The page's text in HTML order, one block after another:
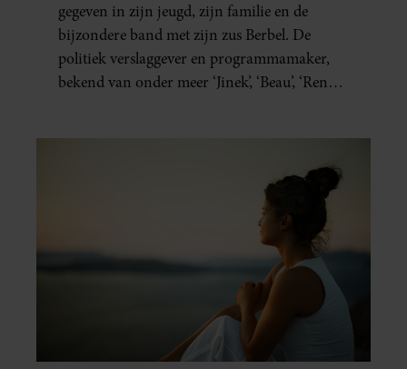
gegeven in zijn jeugd, zijn familie en de
bijzondere band met zijn zus Berbel. De
politiek verslaggever en programmamaker,
bekend van onder meer ‘Jinek’, ‘Beau’, ‘Renze’,